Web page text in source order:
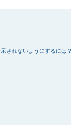
されないようにするには？